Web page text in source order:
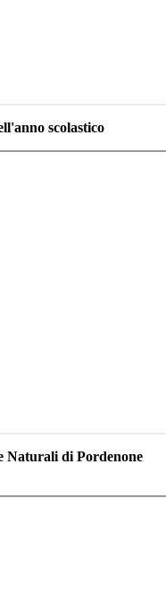
scolastico
Naturali di Pordenone